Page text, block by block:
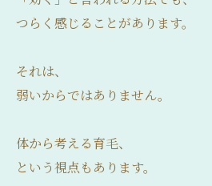
つらく感じることがあります。
それは、
弱いからではありません。
体から考える育毛、
という視点もあります。